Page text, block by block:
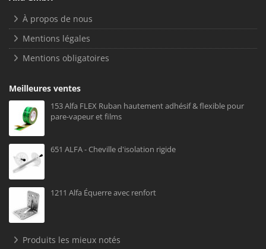
À propos de nous
Mentions légales
Mentions obligatoires
Meilleures ventes
153 Alfa FLEX Ruban hautement adhésif & flexible pour
pare-vapeur et films
651 ALFA - Cheville d'isolation rigide
1211 Alfa Équerre avec renfort
Produits les mieux notés